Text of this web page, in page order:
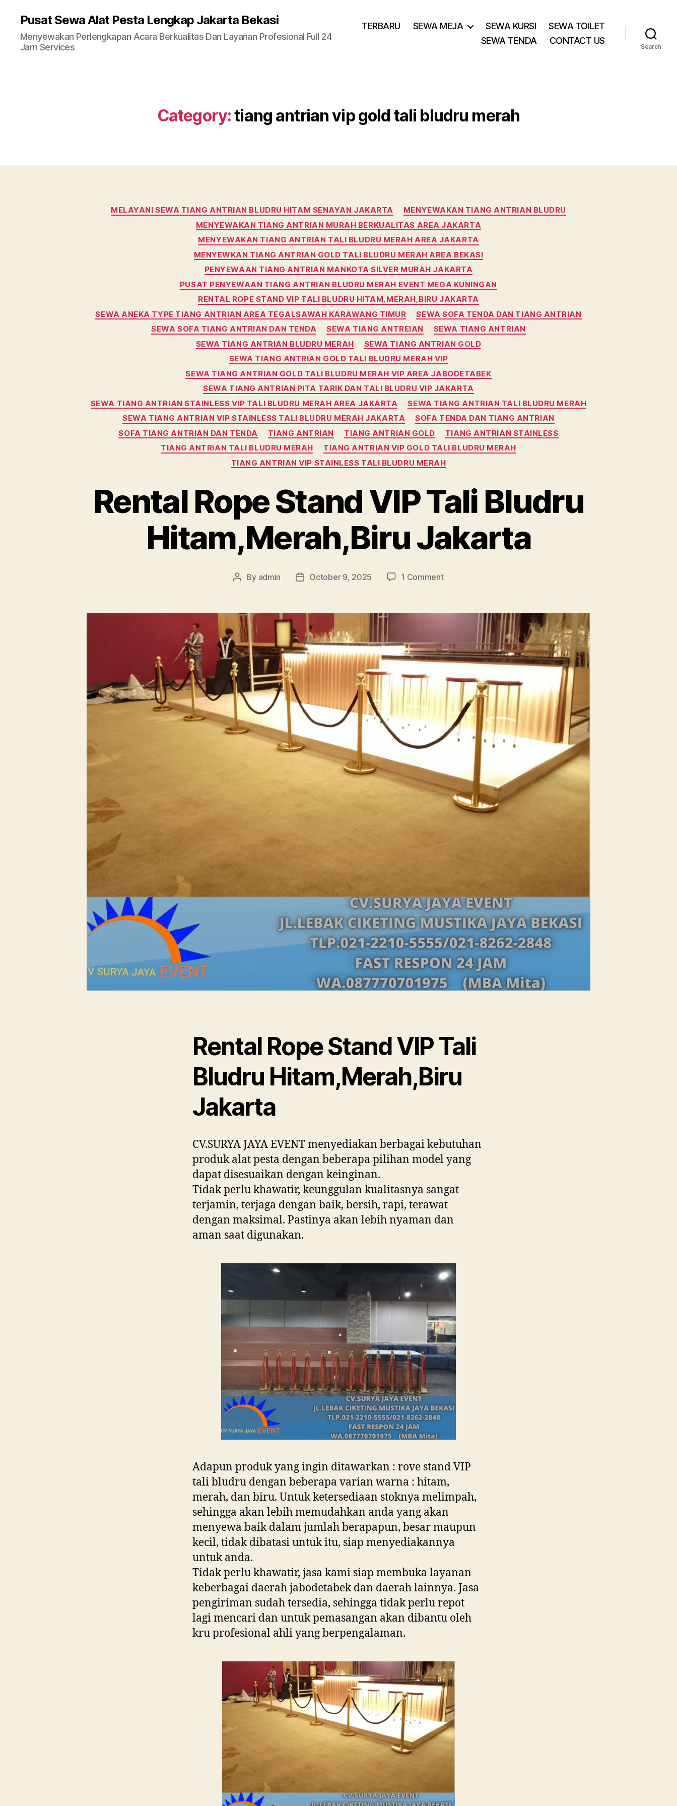
Pusat Sewa Alat Pesta Lengkap Jakarta Bekasi
Menyewakan Perlengkapan Acara Berkualitas Dan Layanan Profesional Full 24
Jam Services
TERBARU SEWA MEJA SEWA KURSI
SEWA TOILET
SEWA TENDA
CONTACT US
Search
Category:tiang antrian vip gold tali bludru merah
Categories
MELAYANI SEWA TIANG ANTRIAN BLUDRU HITAM SENAYAN JAKARTA
MENYEWAKAN TIANG ANTRIAN BLUDRU
MENYEWAKAN TIANG ANTRIAN MURAH BERKUALITAS AREA JAKARTA
MENYEWAKAN TIANG ANTRIAN TALI BLUDRU MERAH AREA JAKARTA
MENYEWKAN TIANG ANTRIAN GOLD TALI BLUDRU MERAH AREA BEKASI
PENYEWAAN TIANG ANTRIAN MANKOTA SILVER MURAH JAKARTA
PUSAT PENYEWAAN TIANG ANTRIAN BLUDRU MERAH EVENT MEGA KUNINGAN
RENTAL ROPE STAND VIP TALI BLUDRU HITAM,MERAH,BIRU JAKARTA
SEWA ANEKA TYPE TIANG ANTRIAN AREA TEGALSAWAH KARAWANG TIMUR
SEWA SOFA TENDA DAN TIANG ANTRIAN
SEWA SOFA TIANG ANTRIAN DAN TENDA
SEWA TIANG ANTREIAN
SEWA TIANG ANTRIAN
SEWA TIANG ANTRIAN BLUDRU MERAH
SEWA TIANG ANTRIAN GOLD
SEWA TIANG ANTRIAN GOLD TALI BLUDRU MERAH VIP
SEWA TIANG ANTRIAN GOLD TALI BLUDRU MERAH VIP AREA JABODETABEK
SEWA TIANG ANTRIAN PITA TARIK DAN TALI BLUDRU VIP JAKARTA
SEWA TIANG ANTRIAN STAINLESS VIP TALI BLUDRU MERAH AREA JAKARTA
SEWA TIANG ANTRIAN TALI BLUDRU MERAH
SEWA TIANG ANTRIAN VIP STAINLESS TALI BLUDRU MERAH JAKARTA
SOFA TENDA DAN TIANG ANTRIAN
SOFA TIANG ANTRIAN DAN TENDA
TIANG ANTRIAN TIANG ANTRIAN GOLD
TIANG ANTRIAN STAINLESS
TIANG ANTRIAN TALI BLUDRU MERAH
TIANG ANTRIAN VIP GOLD TALI BLUDRU MERAH
TIANG ANTRIAN VIP STAINLESS TALI BLUDRU MERAH
Rental Rope Stand VIP Tali Bludru
Hitam,Merah,Biru Jakarta
Post
By admin
PostOctober 9, 2025 1 Commenton
Stand
Bludru
Hitam,Merah,Biru
Rental Rope Stand VIP Tali
Bludru Hitam,Merah,Biru
Jakarta
CV.SURYA JAYA EVENT menyediakan berbagai kebutuhan
produk alat pesta dengan beberapa pilihan model yang
dapat disesuaikan dengan keinginan.
Tidak perlu khawatir, keunggulan kualitasnya sangat
terjamin, terjaga dengan baik, bersih, rapi, terawat
dengan maksimal. Pastinya akan lebih nyaman dan
aman saat digunakan.
Adapun produk yang ingin ditawarkan : rove stand VIP
tali bludru dengan beberapa varian warna : hitam,
merah, dan biru. Untuk ketersediaan stoknya melimpah,
sehingga akan lebih memudahkan anda yang akan
menyewa baik dalam jumlah berapapun, besar maupun
kecil, tidak dibatasi untuk itu, siap menyediakannya
untuk anda.
Tidak perlu khawatir, jasa kami siap membuka layanan
keberbagai daerah jabodetabek dan daerah lainnya. Jasa
pengiriman sudah tersedia, sehingga tidak perlu repot
lagi mencari dan untuk pemasangan akan dibantu oleh
kru profesional ahli yang berpengalaman.